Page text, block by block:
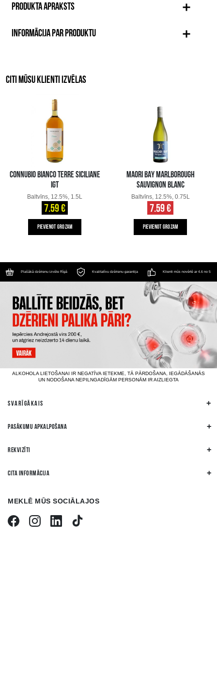
PRODUKTA APRAKSTS
INFORMĀCIJA PAR PRODUKTU
CITI MŪSU KLIENTI IZVĒLAS
CONNUBIO BIANCO TERRE SICILIANE
IGT
Baltvīns, 12.5%, 1.5L
7.59 €
PIEVIENOT GROZAM
MAORI BAY MARLBOROUGH
SAUVIGNON BLANC
Baltvīns, 12.5%, 0.75L
7.59 €
PIEVIENOT GROZAM
Plašākā dzērienu izvēle Rīgā Kvalitatīvu dzērienu garantija Klienti mūs novērtē ar 4.6 no 5
ALKOHOLA LIETOŠANAI IR NEGATĪVA IETEKME, TĀ PĀRDOŠANA, IEGĀDĀŠANĀS
UN NODOŠANA NEPILNGADĪGĀM PERSONĀM IR AIZLIEGTA
SVARĪGĀKAIS
PASĀKUMU APKALPOŠANA
REKVIZĪTI
CITA INFORMĀCIJA
MEKLĒ MŪS SOCIĀLAJOS